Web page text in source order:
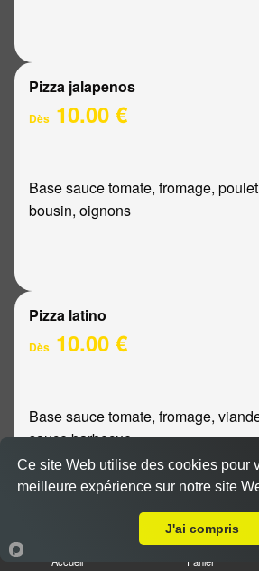
Pizza jalapenos
Dès 10.00 €
Base sauce tomate, fromage,
bousin, oignons
Pizza latino
Dès 10.00 €
Base sauce tomate, fromage,
sauce barbecue
Accueil Panier
Ce site Web utilise des cookies pour
meilleure expérience sur notre site
J'ai compris